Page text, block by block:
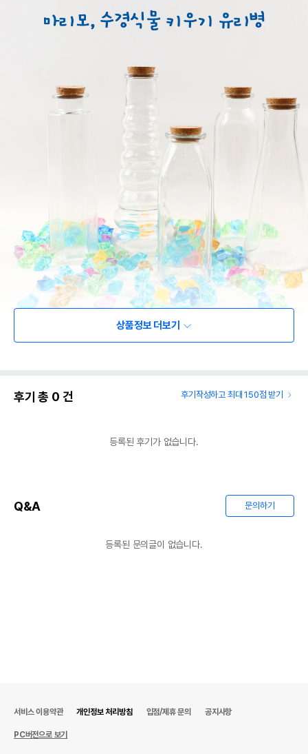
상품정보 더보기
후기 총 0 건 후기작성하고 최대 150점 받기
등록된 후기가 없습니다.
Q&A 문의하기
등록된 문의글이 없습니다.
서비스 이용약관 개인정보 처리방침 입점/제휴 문의 공지사항
PC버전으로 보기